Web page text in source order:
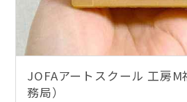
JOFAアートスクール 工房M
務局）